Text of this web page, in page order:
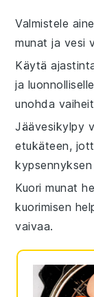
Valmistele
munat ja vesi
Käytä
ja
unohda
Jäävesikylpy
etukäteen,
kypsennyksen
Kuori munat
kuorimisen
vaivaa.